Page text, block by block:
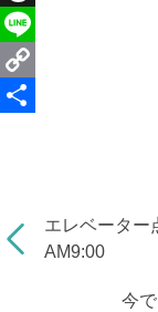
c
e
b
T
h
s
L
C
L
エレベータ
AM9:00
今